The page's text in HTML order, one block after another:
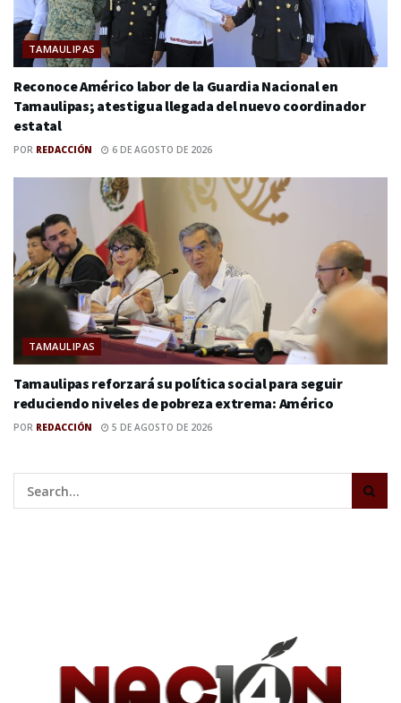
TAMAULIPAS
Reconoce Américo labor de la Guardia Nacional en
Tamaulipas; atestigua llegada del nuevo coordinador
estatal
POR REDACCIÓN 6 DE AGOSTO DE 2026
TAMAULIPAS
Tamaulipas reforzará su política social para seguir
reduciendo niveles de pobreza extrema: Américo
POR REDACCIÓN 5 DE AGOSTO DE 2026